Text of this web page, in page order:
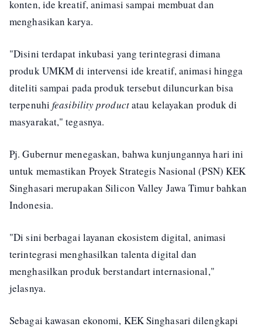
konten, ide kreatif, animasi sampai membuat dan
menghasikan karya.
"Disini terdapat inkubasi yang terintegrasi dimana
produk UMKM di intervensi ide kreatif, animasi hingga
diteliti sampai pada produk tersebut diluncurkan bisa
terpenuhi feasibility productatau kelayakan produk di
masyarakat," tegasnya.
Pj. Gubernur menegaskan, bahwa kunjungannya hari ini
untuk memastikan Proyek Strategis Nasional (PSN) KEK
Singhasari merupakan Silicon Valley Jawa Timur bahkan
Indonesia.
"Di sini berbagai layanan ekosistem digital, animasi
terintegrasi menghasilkan talenta digital dan
menghasilkan produk berstandart internasional,"
jelasnya.
Sebagai kawasan ekonomi, KEK Singhasari dilengkapi